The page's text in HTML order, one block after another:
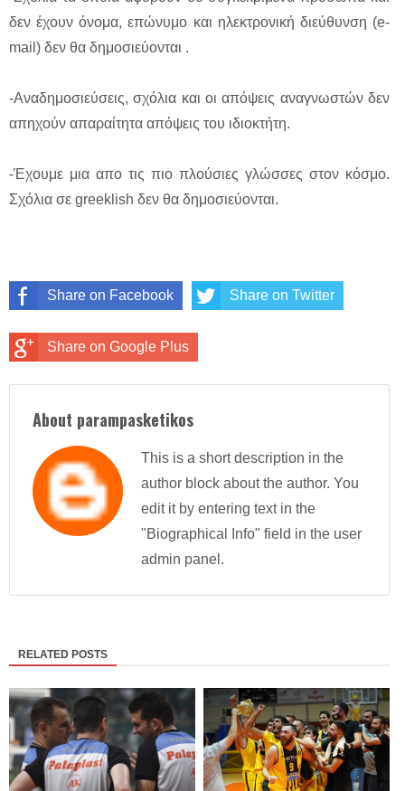
δεν έχουν όνομα, επώνυμο και ηλεκτρονική διεύθυνση (e-
mail) δεν θα δημοσιεύονται .
-Αναδημοσιεύσεις, σχόλια και οι απόψεις αναγνωστών δεν
απηχούν απαραίτητα απόψεις του ιδιοκτήτη.
-Έχουμε μια απο τις πιο πλούσιες γλώσσες στον κόσμο.
Σχόλια σε greeklish δεν θα δημοσιεύονται.
Share on Facebook Share on Twitter
Share on Google Plus
About parampasketikos
This is a short description in the
author block about the author. You
edit it by entering text in the
"Biographical Info" field in the user
admin panel.
RELATED POSTS